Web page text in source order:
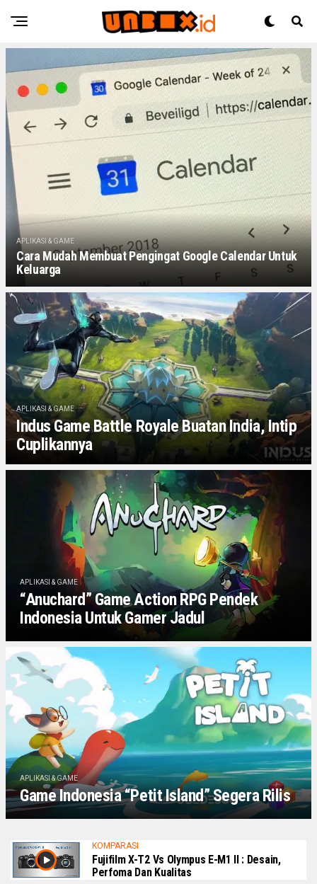
APLIKASI & GAME
Cara Mudah Membuat Pengingat Google Calendar Untuk
Keluarga
APLIKASI & GAME
Indus Game Battle Royale Buatan India, Intip
Cuplikannya
APLIKASI & GAME
“Anuchard” Game Action RPG Pendek
Indonesia Untuk Gamer Jadul
APLIKASI & GAME
Game Indonesia “Petit Island” Segera Rilis
KOMPARASI
Fujifilm X-T2 Vs Olympus E-M1 II : Desain,
Perfoma Dan Kualitas